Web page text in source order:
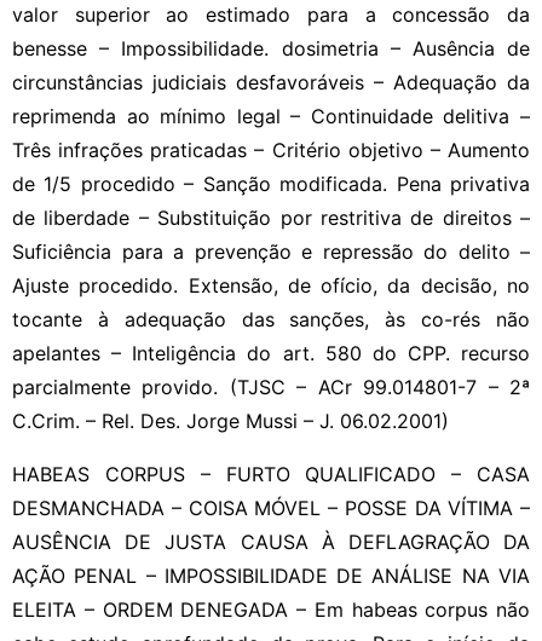
valor superior ao estimado para a concessão da
benesse – Impossibilidade. dosimetria – Ausência de
circunstâncias judiciais desfavoráveis – Adequação da
reprimenda ao mínimo legal – Continuidade delitiva –
Três infrações praticadas – Critério objetivo – Aumento
de 1/5 procedido – Sanção modificada. Pena privativa
de liberdade – Substituição por restritiva de direitos –
Suficiência para a prevenção e repressão do delito –
Ajuste procedido. Extensão, de ofício, da decisão, no
tocante à adequação das sanções, às co-rés não
apelantes – Inteligência do art. 580 do CPP. recurso
parcialmente provido. (TJSC – ACr 99.014801-7 – 2ª
C.Crim. – Rel. Des. Jorge Mussi – J. 06.02.2001)
HABEAS CORPUS – FURTO QUALIFICADO – CASA
DESMANCHADA – COISA MÓVEL – POSSE DA VÍTIMA –
AUSÊNCIA DE JUSTA CAUSA À DEFLAGRAÇÃO DA
AÇÃO PENAL – IMPOSSIBILIDADE DE ANÁLISE NA VIA
ELEITA – ORDEM DENEGADA – Em habeas corpus não